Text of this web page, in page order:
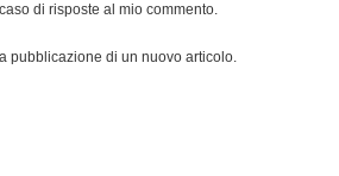
di risposte al mio commento.
pubblicazione di un nuovo articolo.